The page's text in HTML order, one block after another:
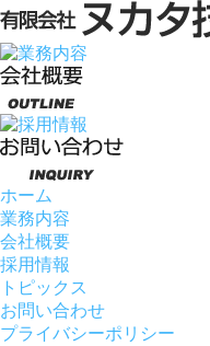
ホーム
業務内容
会社概要
採用情報
トピックス
お問い合わせ
プライバシーポリシー